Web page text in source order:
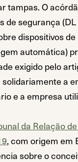
tampas. O
de segurança
dispositivos
automática)
exigido pelo
a
e a empresa
da Relação
, com origem em
sobre o